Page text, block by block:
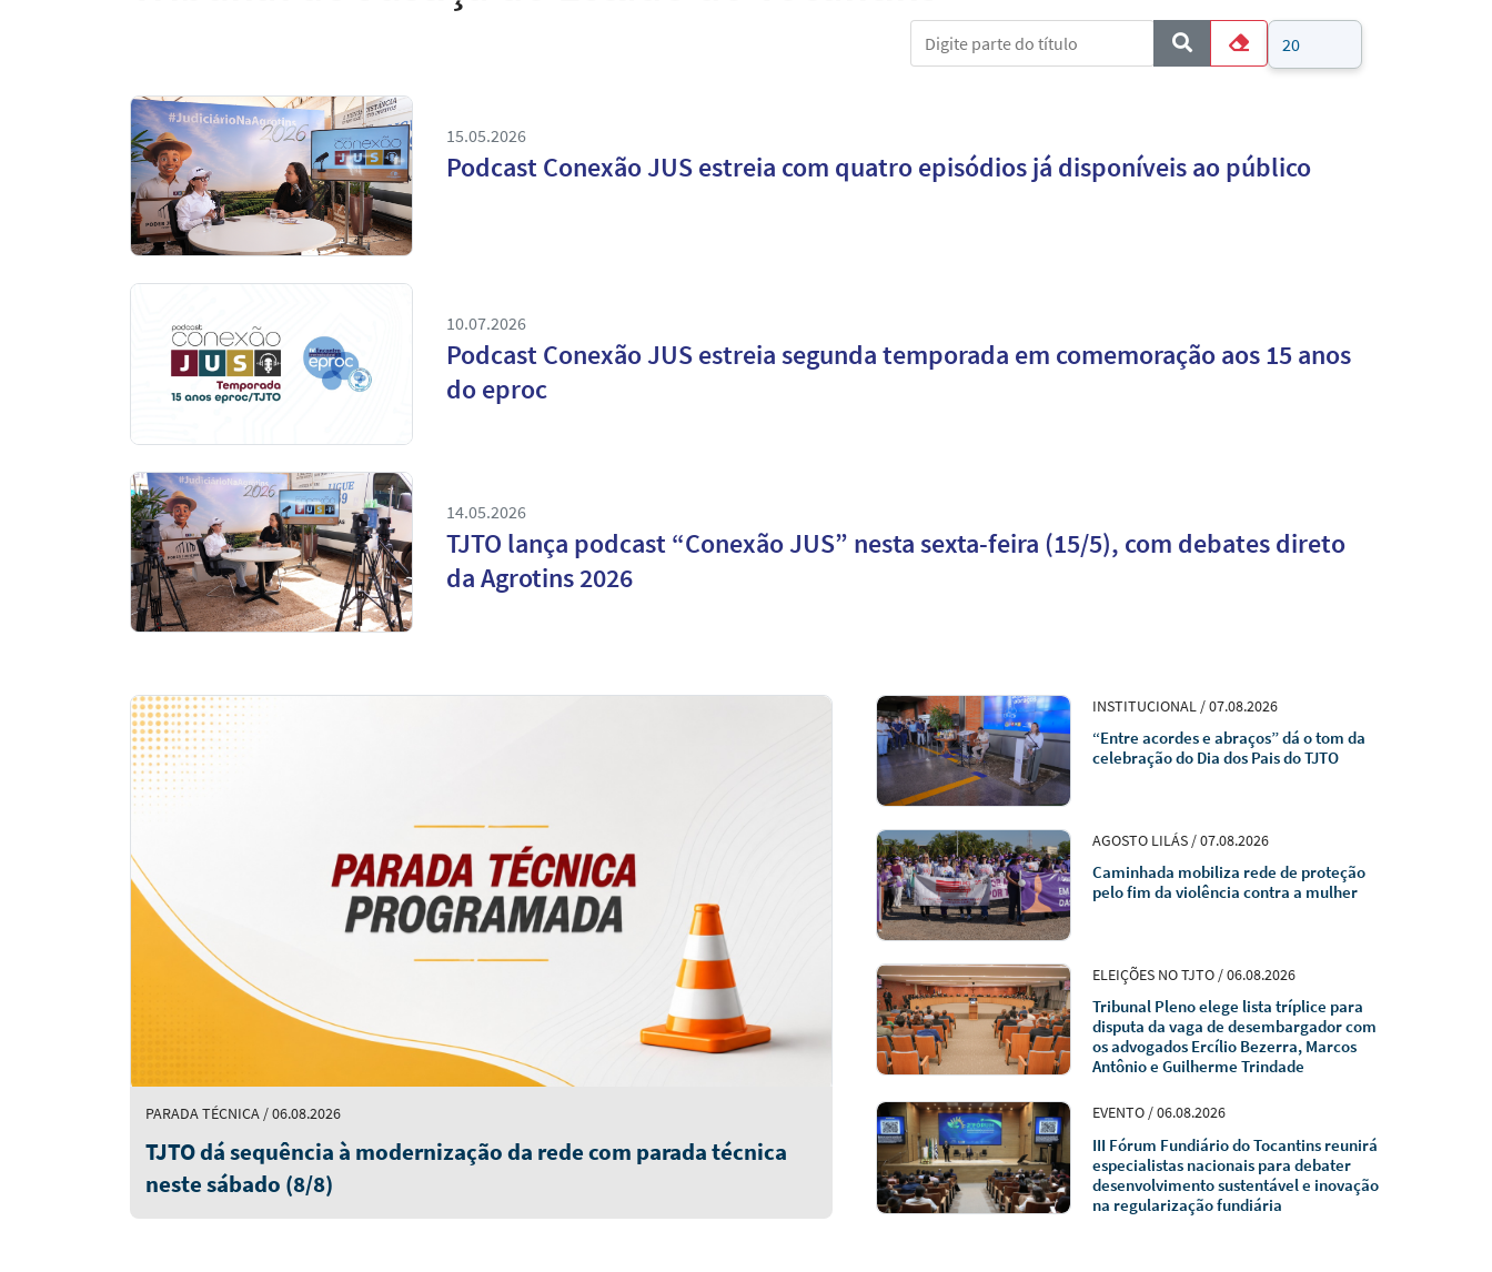
Digite parte do título
COM_CONTENT_FORM_FILTER_SUBMIT
Limpar
Mostrar #
15.05.2026
Podcast Conexão JUS estreia com quatro episódios já disponíveis ao público
10.07.2026
Podcast Conexão JUS estreia segunda temporada em comemoração aos 15 anos
do eproc
14.05.2026
TJTO lança podcast “Conexão JUS” nesta sexta-feira (15/5), com debates direto
da Agrotins 2026
Notícias
em
Destaque
PARADA TÉCNICA / 06.08.2026
TJTO dá sequência à modernização da rede com parada técnica
neste sábado (8/8)
INSTITUCIONAL / 07.08.2026
“Entre acordes e abraços” dá o tom da
celebração do Dia dos Pais do TJTO
AGOSTO LILÁS / 07.08.2026
Caminhada mobiliza rede de proteção
pelo fim da violência contra a mulher
ELEIÇÕES NO TJTO / 06.08.2026
Tribunal Pleno elege lista tríplice para
disputa da vaga de desembargador com
os advogados Ercílio Bezerra, Marcos
Antônio e Guilherme Trindade
EVENTO / 06.08.2026
III Fórum Fundiário do Tocantins reunirá
especialistas nacionais para debater
desenvolvimento sustentável e inovação
na regularização fundiária